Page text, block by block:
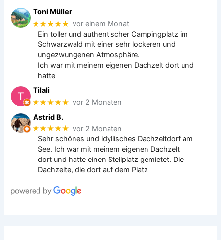
Toni Müller
★★★★★ vor einem Monat
Ein toller und authentischer Campingplatz im
Schwarzwald mit einer sehr lockeren und
ungezwungenen Atmosphäre.
Ich war mit meinem eigenen Dachzelt dort und
hatte
Tilali
★★★★★ vor 2 Monaten
Astrid B.
★★★★★ vor 2 Monaten
Sehr schönes und idyllisches Dachzeltdorf am
See. Ich war mit meinem eigenen Dachzelt
dort und hatte einen Stellplatz gemietet. Die
Dachzelte, die dort auf dem Platz